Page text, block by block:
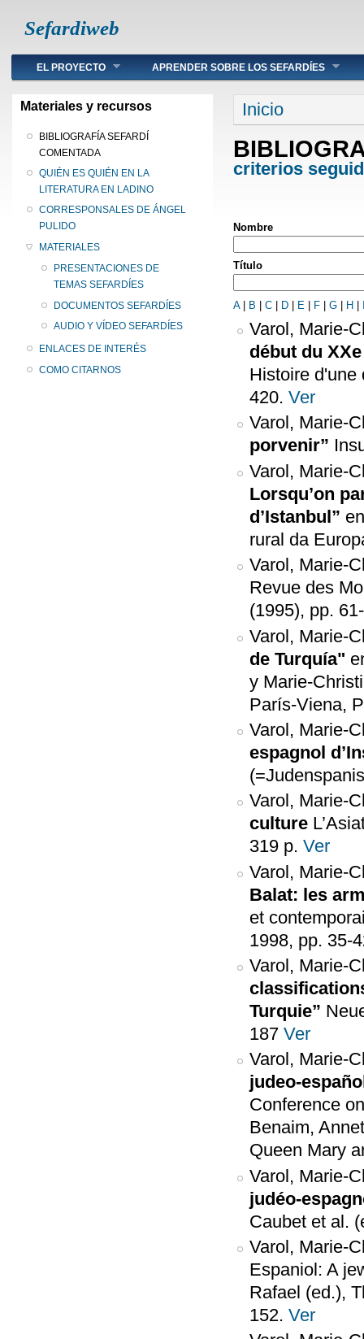
Sefardiweb
Main menu
EL PROYECTO APRENDER SOBRE LOS SEFARDÍES
Materiales y recursos
BIBLIOGRAFÍA SEFARDÍ
COMENTADA
QUIÉN ES QUIÉN EN LA
LITERATURA EN LADINO
CORRESPONSALES DE ÁNGEL
PULIDO
MATERIALES
PRESENTACIONES DE
TEMAS SEFARDÍES
DOCUMENTOS SEFARDÍES
AUDIO Y VÍDEO SEFARDÍES
ENLACES DE INTERÉS
COMO CITARNOS
Se encuentra
Inicio
criterios
Nombre
Título
A B C D E F G H
Varol, Marie-
début du
Histoire d'une
420. Ver
Varol, Marie-
porvenir”
Varol, Marie-
Lorsqu’on
d’Istanbul”
rural da
Varol, Marie-
Revue des
(1995), pp.
Varol, Marie-
de Turquía"
y Marie-
París-Viena,
Varol, Marie-
espagnol
Varol, Marie-
culture
319 p. Ver
Varol, Marie-
Balat: les
et
1998, pp. 35-
Varol, Marie-
Turquie”
187 Ver
Varol, Marie-
judeo-
Conference
Benaim,
Queen Mary
Varol, Marie-
judéo-
Caubet et al.
Varol, Marie-
Espaniol: A
Rafael (ed.),
152. Ver